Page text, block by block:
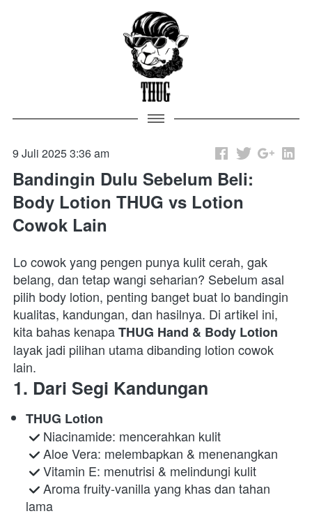
9 Juli 2025 3:36 am
Bandingin Dulu Sebelum Beli:
Body Lotion THUG vs Lotion
Cowok Lain
Lo cowok yang pengen punya kulit cerah, gak
belang, dan tetap wangi seharian? Sebelum asal
pilih body lotion, penting banget buat lo bandingin
kualitas, kandungan, dan hasilnya. Di artikel ini,
kita bahas kenapa THUG Hand & Body Lotion
layak jadi pilihan utama dibanding lotion cowok
lain.
1. Dari Segi Kandungan
THUG Lotion
Niacinamide: mencerahkan kulit
Aloe Vera: melembapkan & menenangkan
Vitamin E: menutrisi & melindungi kulit
Aroma fruity-vanilla yang khas dan tahan
lama